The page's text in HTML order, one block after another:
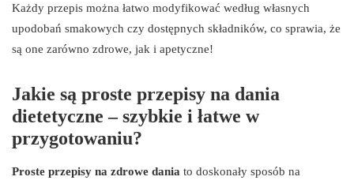
Każdy przepis można łatwo modyfikować według własnych
upodobań smakowych czy dostępnych składników, co sprawia, że
są one zarówno zdrowe, jak i apetyczne!
Jakie są proste przepisy na dania
dietetyczne – szybkie i łatwe w
przygotowaniu?
Proste przepisy na zdrowe dania to doskonały sposób na